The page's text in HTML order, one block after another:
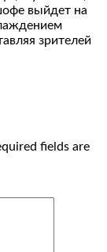
выйдет на
зрителей
fields are